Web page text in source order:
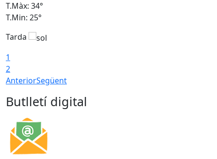
T.Màx: 34°
T.Min: 25°
Tarda
1
2
AnteriorSegüent
Butlletí digital